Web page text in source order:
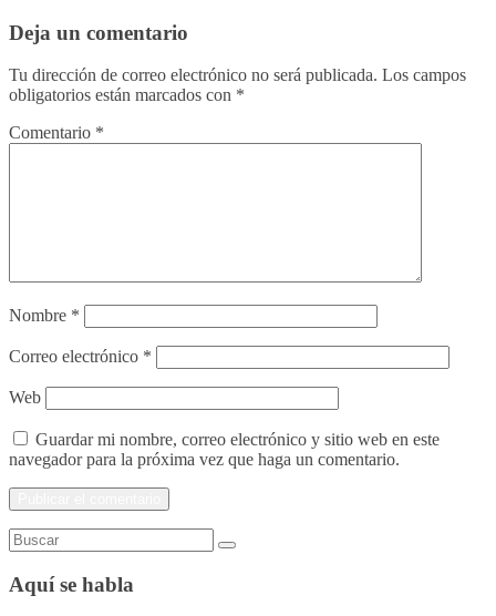
Deja un comentario
Tu dirección de correo electrónico no será publicada. Los campos
obligatorios están marcados con *
Comentario *
Nombre *
Correo electrónico *
Web
Guardar mi nombre, correo electrónico y sitio web en este
navegador para la próxima vez que haga un comentario.
Aquí se habla